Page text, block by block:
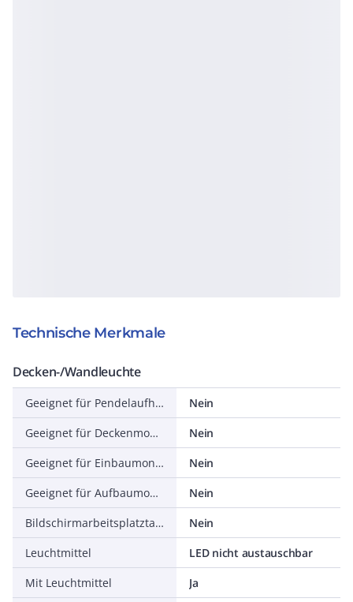
Technische Merkmale
Decken-/Wandleuchte
Geeignet für Pendelaufhängung
Nein
Geeignet für Deckenmontage
Nein
Geeignet für Einbaumontage
Nein
Geeignet für Aufbaumontage
Nein
Bildschirmarbeitsplatztauglich nach EN 12464-1
Nein
Leuchtmittel
LED nicht austauschbar
Mit Leuchtmittel
Ja